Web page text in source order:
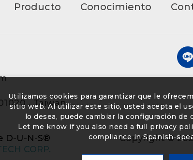
Producto Conocimiento
, Taiwan.
D-U-N-S®
CORP.
Copyright ©
Utilizamos cookies para garantizar que le
sitio web. Al utilizar este sitio, usted acepta el
lo desea, puede cambiar la configuración de
Let me know if you also need a full privacy
compliance in Spanish-